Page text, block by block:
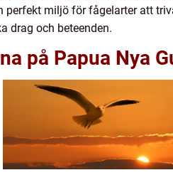
perfekt miljö för fågelarter att
drag och beteenden.
på Papua Nya